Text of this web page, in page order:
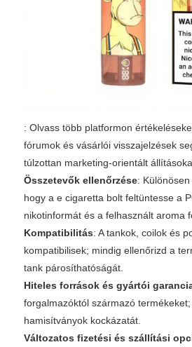
: Olvass több platformon
fórumok és vásárlói visszajelzések
túlzottan marketing-orientált
Összetevők ellenőrzése:
hogy a e cigaretta bolt feltüntesse a
nikotinformát és a felhasznált aroma
Kompatibilitás: A tankok, coilok és
kompatibilisek; mindig ellenőrizd a
tank párosíthatóságát.
Hiteles források és gyártói
forgalmazóktól származó
hamisítványok kockázatát.
Változatos fizetési és szállítási